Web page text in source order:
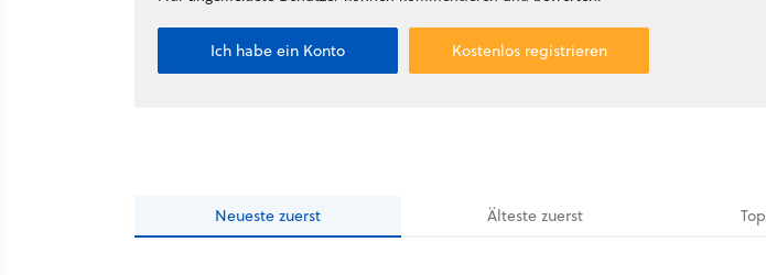
Ich habe ein Konto Kostenlos registrieren
Neueste zuerst Ältestezuerst Top